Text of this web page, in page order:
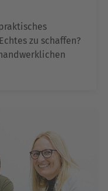
zu schaffen?